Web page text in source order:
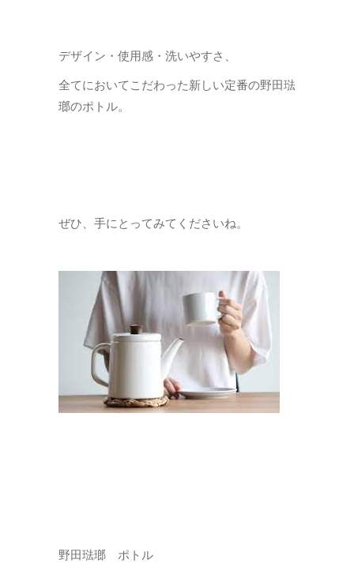
デザイン・使用感・洗いやすさ、
全てにおいてこだわった新しい定番の野田琺
瑯のポトル。
ぜひ、手にとってみてくださいね。
野田琺瑯 ポトル